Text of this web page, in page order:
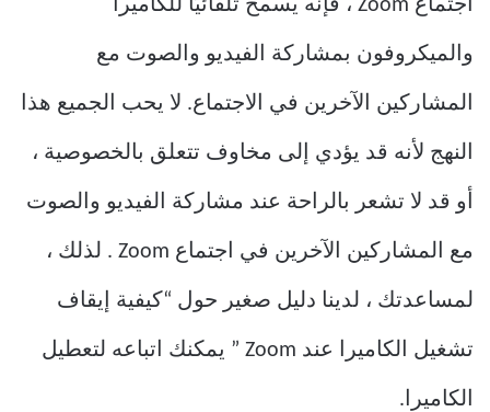
اجتماع Zoom ، فإنه يسمح تلقائيًا للكاميرا
والميكروفون بمشاركة الفيديو والصوت مع
المشاركين الآخرين في الاجتماع. لا يحب الجميع هذا
النهج لأنه قد يؤدي إلى مخاوف تتعلق بالخصوصية ،
أو قد لا تشعر بالراحة عند مشاركة الفيديو والصوت
مع المشاركين الآخرين في اجتماع Zoom . لذلك ،
لمساعدتك ، لدينا دليل صغير حول “كيفية إيقاف
تشغيل الكاميرا عند Zoom ” يمكنك اتباعه لتعطيل
الكاميرا.